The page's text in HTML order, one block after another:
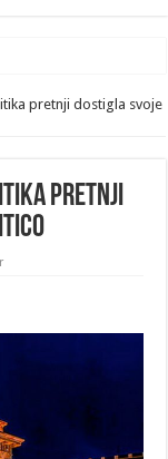
pretnji dostigla svoje
pretnji